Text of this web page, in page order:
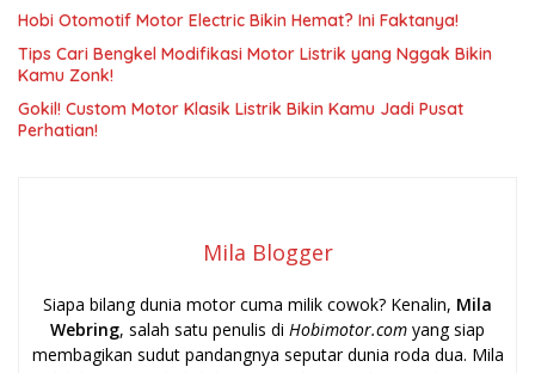
Hobi Otomotif Motor Electric Bikin Hemat? Ini Faktanya!
Tips Cari Bengkel Modifikasi Motor Listrik yang Nggak Bikin
Kamu Zonk!
Gokil! Custom Motor Klasik Listrik Bikin Kamu Jadi Pusat
Perhatian!
Mila Blogger
Siapa bilang dunia motor cuma milik cowok? Kenalin, Mila
Webring, salah satu penulis di Hobimotor.com yang siap
membagikan sudut pandangnya seputar dunia roda dua. Mila